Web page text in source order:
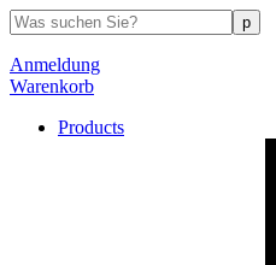
Anmeldung
Warenkorb
Products